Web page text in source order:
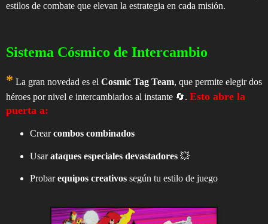
estilos de combate que elevan la estrategia en cada misión.
Sistema Cósmico de Intercambio
* La gran novedad es el Cosmic Tag Team, que permite elegir dos
héroes por nivel e intercambiarlos al instante 🔄. Esto abre la
puerta a:
Crearcombos combinados
Usarataques especiales devastadores💥
Probarequipos creativossegún tu estilo de juego